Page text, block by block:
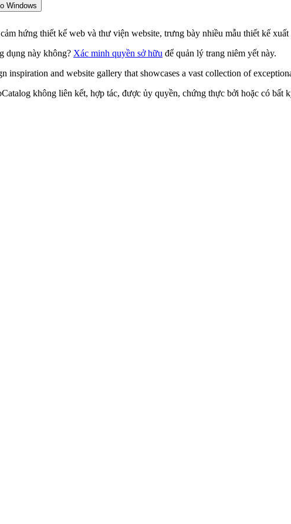
Windows
hứng thiết kế web và thư viện website, trưng bày nhiều mẫu thiết kế
dụng này không? Xác minh quyền sở hữu để quản lý trang niêm yết này.
inspiration and website gallery that showcases a vast collection of
không liên kết, hợp tác, được ủy quyền, chứng thực bởi hoặc có